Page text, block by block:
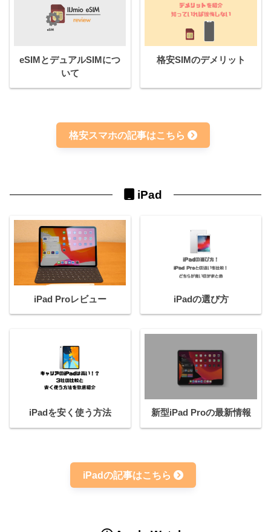
eSIMとデュアルSIMにつ
いて
格安SIMのデメリット
格安スマホの記事はこちら
iPad
iPad Proレビュー iPadの選び方
iPadを安く使う方法 新型iPad Proの最新情報
iPadの記事はこちら